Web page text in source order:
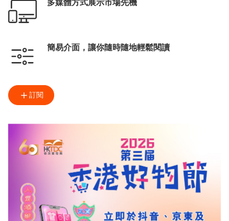
多媒體方式展示市場先機
簡易介面，讓你隨時隨地輕鬆閱讀
訂閱